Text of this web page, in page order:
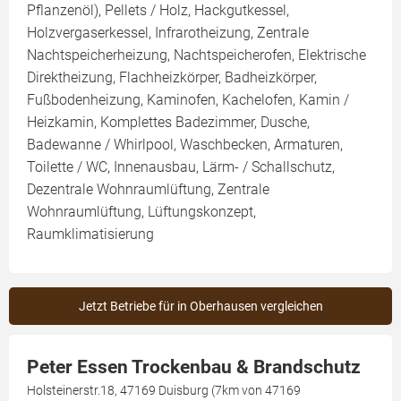
Pflanzenöl), Pellets / Holz, Hackgutkessel,
Holzvergaserkessel, Infrarotheizung, Zentrale
Nachtspeicherheizung, Nachtspeicherofen, Elektrische
Direktheizung, Flachheizkörper, Badheizkörper,
Fußbodenheizung, Kaminofen, Kachelofen, Kamin /
Heizkamin, Komplettes Badezimmer, Dusche,
Badewanne / Whirlpool, Waschbecken, Armaturen,
Toilette / WC, Innenausbau, Lärm- / Schallschutz,
Dezentrale Wohnraumlüftung, Zentrale
Wohnraumlüftung, Lüftungskonzept,
Raumklimatisierung
Jetzt Betriebe für in Oberhausen vergleichen
Peter Essen Trockenbau & Brandschutz
Holsteinerstr.18, 47169 Duisburg (7km von 47169